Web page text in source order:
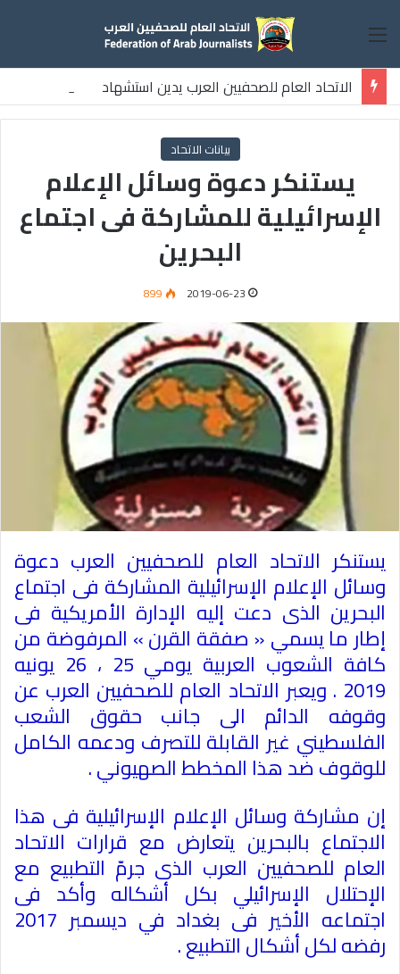
القائمة
الاتحاد العام للصحفيين العرب يدين استشهاد
ثلاثة صحفيين فلسطينيين باستهداف إسرائيلي وسط قطاع غزة
بيانات الاتحاد
يستنكر دعوة وسائل الإعلام
الإسرائيلية للمشاركة فى اجتماع
البحرين
2019-06-23
899
يستنكر الاتحاد العام للصحفيين العرب دعوة
وسائل الإعلام الإسرائيلية المشاركة فى اجتماع
البحرين الذى دعت إليه الإدارة الأمريكية فى
إطار ما يسمي « صفقة القرن » المرفوضة من
كافة الشعوب العربية يومي 25 ، 26 يونيه
2019 . ويعبر الاتحاد العام للصحفيين العرب عن
وقوفه الدائم الى جانب حقوق الشعب
الفلسطيني غير القابلة للتصرف ودعمه الكامل
للوقوف ضد هذا المخطط الصهيوني .
إن مشاركة وسائل الإعلام الإسرائيلية فى هذا
الاجتماع بالبحرين يتعارض مع قرارات الاتحاد
العام للصحفيين العرب الذى جرمّ التطبيع مع
الإحتلال الإسرائيلي بكل أشكاله وأكد فى
اجتماعه الأخير فى بغداد في ديسمبر 2017
رفضه لكل أشكال التطبيع .